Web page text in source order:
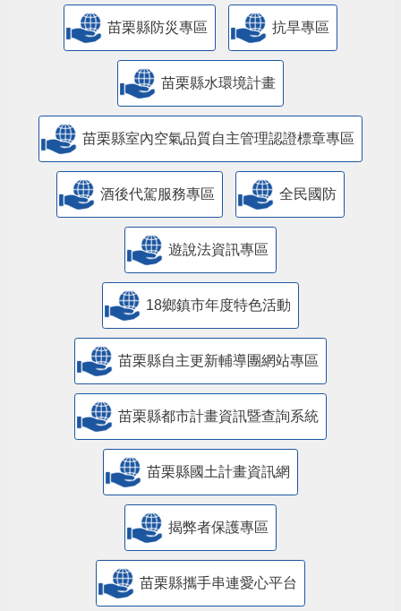
苗栗縣防災專區 抗旱專區
苗栗縣水環境計畫
苗栗縣室內空氣品質自主管理認證標章專區
酒後代駕服務專區 全民國防
遊說法資訊專區
18鄉鎮市年度特色活動
苗栗縣自主更新輔導團網站專區
苗栗縣都市計畫資訊暨查詢系統
苗栗縣國土計畫資訊網
揭弊者保護專區
苗栗縣攜手串連愛心平台